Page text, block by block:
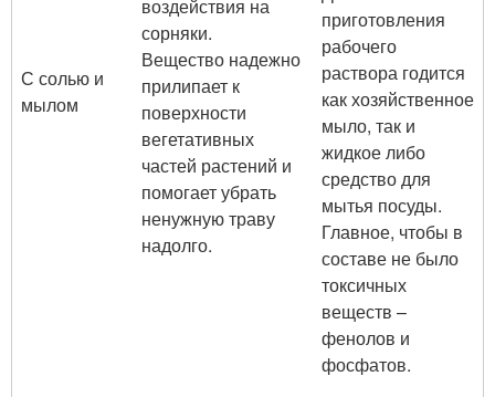
С солью и
мылом
воздействия на
сорняки.
Вещество надежно
прилипает к
поверхности
вегетативных
частей растений и
помогает убрать
ненужную траву
надолго.
приготовления
рабочего
раствора годится
как хозяйственное
мыло, так и
жидкое либо
средство для
мытья посуды.
Главное, чтобы в
составе не было
токсичных
веществ –
фенолов и
фосфатов.